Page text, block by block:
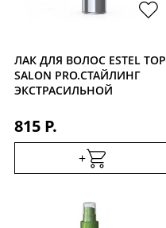
ЛАК ДЛЯ ВОЛОС ESTEL TOP
SALON PRO.СТАЙЛИНГ
ЭКСТРАСИЛЬНОЙ
815 Р.
+